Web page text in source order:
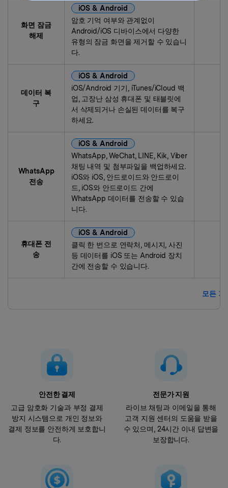
화면 잠금
해제
iOS & Android
암호 기억 여부와 관계없이
Android/iOS 디바이스에서 다양한
유형의 잠금 화면을 제거할 수 있습니
다.
데이터 복
구
iOS & Android
iOS/Android 기기, iTunes/iCloud 백
업, 고장난 삼성 휴대폰 및 태블릿에
서 삭제되거나 손실된 데이터를 복구
하세요.
WhatsApp
전송
iOS & Android
WhatsApp, WeChat, LINE, Kik, Viber
채팅 내역 및 첨부파일을 백업하세요.
iOS와 iOS, 안드로이드와 안드로이
드, iOS와 안드로이드 간에
WhatsApp 데이터를 전송할 수 있습
니다.
휴대폰 전
송
iOS & Android
클릭 한 번으로 연락처, 메시지, 사진
등 데이터를 iOS 또는 Android 장치
간에 전송할 수 있습니다.
모든 기
안전한 결제
고급 암호화 기술과 부정 결제
방지 시스템으로 개인 정보와
결제 정보를 안전하게 보호합니
다.
전문가 지원
라이브 채팅과 이메일을 통해
고객 지원 센터의 도움을 받을
수 있으며, 24시간 이내 답변을
보장합니다.